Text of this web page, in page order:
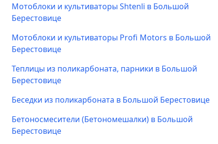
Мотоблоки и культиваторы Shtenli в Большой
Берестовице
Мотоблоки и культиваторы Profi Motors в Большой
Берестовице
Теплицы из поликарбоната, парники в Большой
Берестовице
Беседки из поликарбоната в Большой Берестовице
Бетоносмесители (Бетономешалки) в Большой
Берестовице